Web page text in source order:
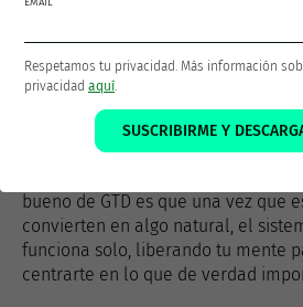
propósitos. Así te aseguras de que
Conclusión
Estos hábitos no requieren una
bueno de GTD es que una vez que
convierten en algo natural, el
funciona solo, liberando tu mente
centrarte en lo que de verdad
Respetamos tu privacidad. Más información
privacidad aquí.
SUSCRIBIRME Y